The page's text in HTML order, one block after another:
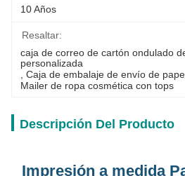
10 Años
Resaltar:
caja de correo de cartón ondulado
personalizada
Caja de embalaje de envío de
Mailer de ropa cosmética con tops
Descripción Del Producto
Impresión a medida